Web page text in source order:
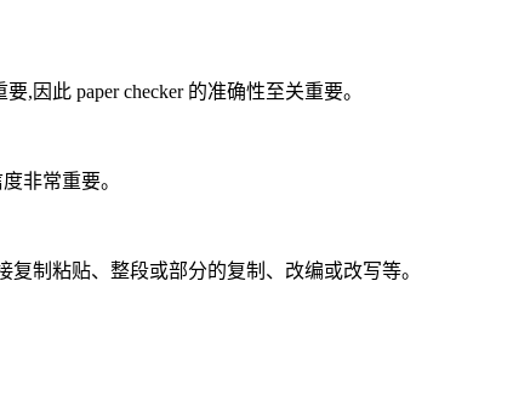
因此 paper checker 的准确性至关重要。
非常重要。
制粘贴、整段或部分的复制、改编或改写等。